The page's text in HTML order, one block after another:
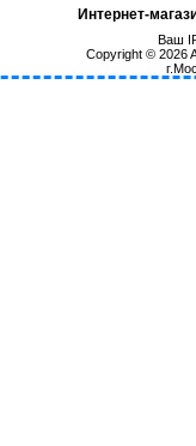
Интернет-
Ваш
Copyright © 2026